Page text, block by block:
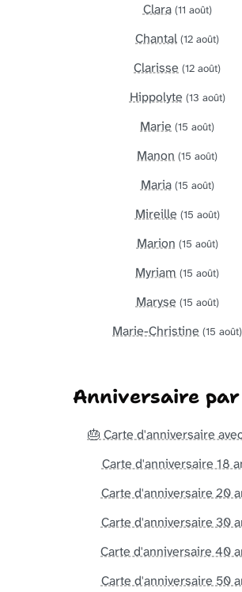
Clara (11 août)
Chantal (12 août)
Clarisse (12 août)
Hippolyte (13 août)
Marie (15 août)
Manon (15 août)
Maria (15 août)
Mireille (15 août)
Marion (15 août)
Myriam (15 août)
Maryse (15 août)
Marie-Christine (15 août)
Anniversaire
🎂 Carte d'anniversaire
Carte d'anniversaire 18
Carte d'anniversaire 20
Carte d'anniversaire 30
Carte d'anniversaire 40
Carte d'anniversaire 50